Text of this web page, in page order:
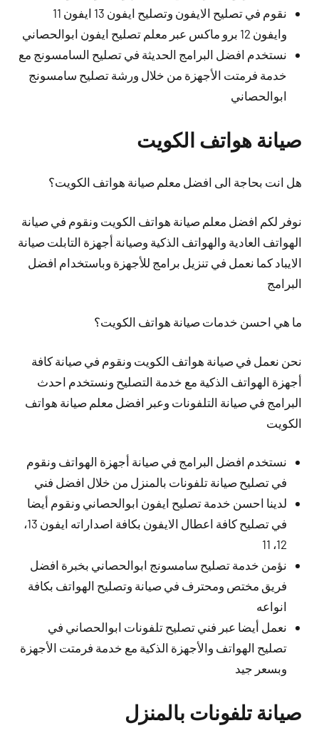
نقوم في تصليح الايفون وتصليح ايفون 13 ايفون 11
وايفون 12 برو ماكس عبر معلم تصليح ايفون ابوالحصاني
نستخدم افضل البرامج الحديثة في تصليح السامسونج مع
خدمة فرمتت الأجهزة من خلال ورشة تصليح سامسونج
ابوالحصاني
صيانة هواتف الكويت
هل انت بحاجة الى افضل معلم صيانة هواتف الكويت؟
نوفر لكم افضل معلم صيانة هواتف الكويت ونقوم في صيانة
الهواتف العادية والهواتف الذكية وصيانة أجهزة التابلت صيانة
الايباد كما نعمل في تنزيل برامج للأجهزة وباستخدام افضل
البرامج
ما هي احسن خدمات صيانة هواتف الكويت؟
نحن نعمل في صيانة هواتف الكويت ونقوم في صيانة كافة
أجهزة الهواتف الذكية مع خدمة التصليح ونستخدم احدث
البرامج في صيانة التلفونات وعبر افضل معلم صيانة هواتف
الكويت
نستخدم افضل البرامج في صيانة أجهزة الهواتف ونقوم
في تصليح صيانة تلفونات بالمنزل من خلال افضل فني
لدينا احسن خدمة تصليح ايفون ابوالحصاني ونقوم أيضا
في تصليح كافة اعطال الايفون بكافة اصداراته ايفون 13،
12، 11
نؤمن خدمة تصليح سامسونج ابوالحصاني بخبرة افضل
فريق مختص ومحترف في صيانة وتصليح الهواتف بكافة
انواعه
نعمل أيضا عبر فني تصليح تلفونات ابوالحصاني في
تصليح الهواتف والأجهزة الذكية مع خدمة فرمتت الأجهزة
وبسعر جيد
صيانة تلفونات بالمنزل